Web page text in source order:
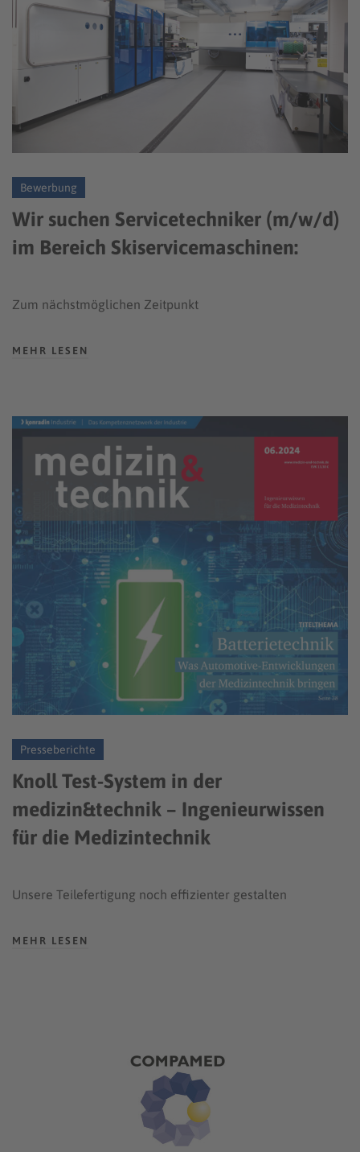
Bewerbung
Wir suchen Servicetechniker (m/w/d)
im Bereich Skiservicemaschinen:
Zum nächstmöglichen Zeitpunkt
MEHR LESEN
Presseberichte
Knoll Test-System in der
medizin&technik – Ingenieurwissen
für die Medizintechnik
Unsere Teilefertigung noch effizienter gestalten
MEHR LESEN